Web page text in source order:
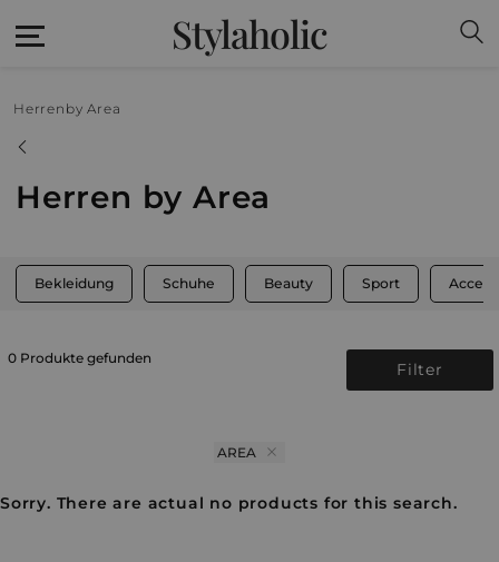
Stylaholic
Herren by Area
Herren by Area
Bekleidung Schuhe Beauty Sport
0 Produkte gefunden
Filter
AREA
Sorry. There are actual no products for this search.